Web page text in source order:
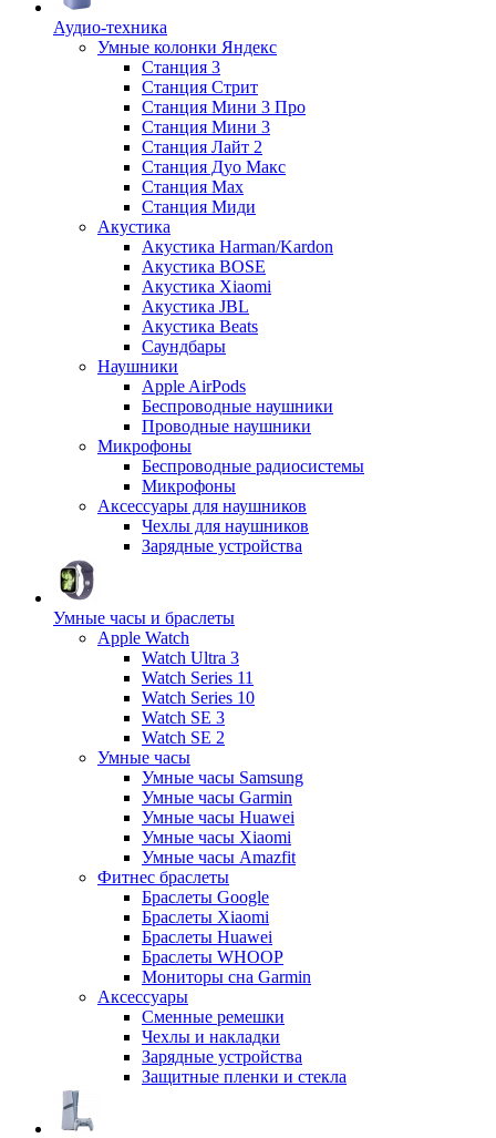
Аудио-техника
Умные колонки Яндекс
Станция 3
Станция Стрит
Станция Мини 3 Про
Станция Мини 3
Станция Лайт 2
Станция Дуо Макс
Станция Max
Станция Миди
Акустика
Акустика Harman/Kardon
Акустика BOSE
Акустика Xiaomi
Акустика JBL
Акустика Beats
Саундбары
Наушники
Apple AirPods
Беспроводные наушники
Проводные наушники
Микрофоны
Беспроводные радиосистемы
Микрофоны
Аксессуары для наушников
Чехлы для наушников
Зарядные устройства
Умные часы и браслеты
Apple Watch
Watch Ultra 3
Watch Series 11
Watch Series 10
Watch SE 3
Watch SE 2
Умные часы
Умные часы Samsung
Умные часы Garmin
Умные часы Huawei
Умные часы Xiaomi
Умные часы Amazfit
Фитнес браслеты
Браслеты Google
Браслеты Xiaomi
Браслеты Huawei
Браслеты WHOOP
Мониторы сна Garmin
Аксессуары
Сменные ремешки
Чехлы и накладки
Зарядные устройства
Защитные пленки и стекла